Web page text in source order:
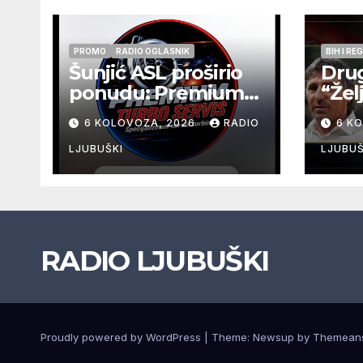
PROMO RADIO OGLASNIK
Šunjić ASL proširio
ponudu: Premium
Turbo Servis sada
na jednoj adresi u
Ljubuškom
6 KOLOVOZA, 2026 RADIO
LJUBUŠKI
BIH I
u
6
RADIO LJUBUŠKI
Proudly powered by WordPress Theme: Newsup by